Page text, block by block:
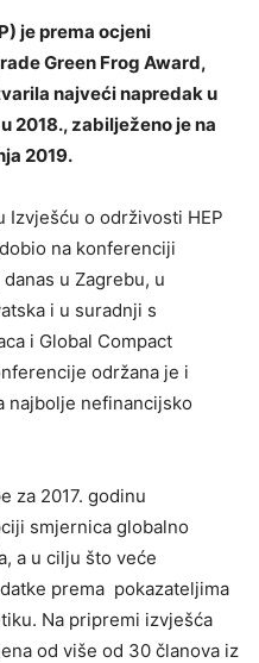
je prema ocjeni
Green Frog Award,
najveći napredak u
2018., zabilježeno je na
2019.
Izvješću o održivosti HEP
na konferenciji
u Zagrebu, u
i u suradnji s
i Global Compact
održana je i
najbolje nefinancijsko
za 2017. godinu
smjernica globalno
a u cilju što veće
prema pokazateljima
Na pripremi izvješća
od više od 30 članova iz